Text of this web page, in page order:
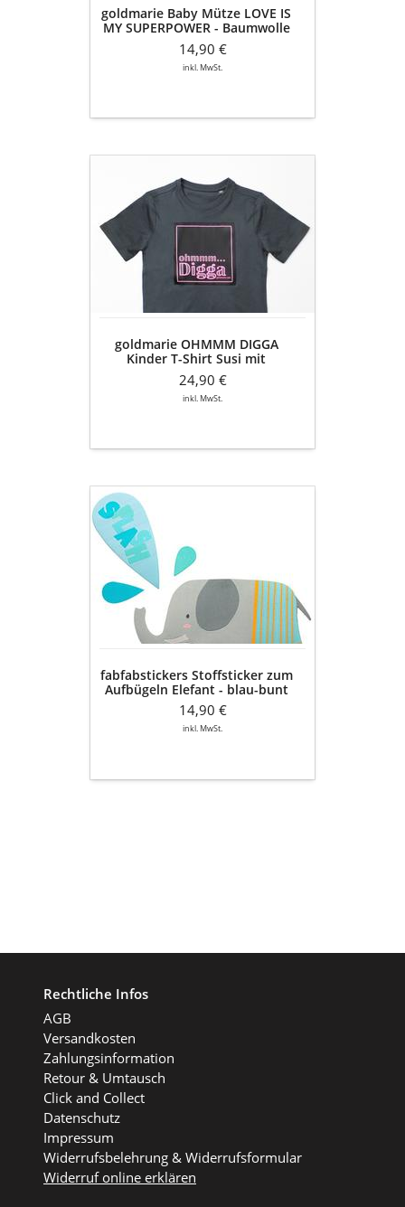
rosa
goldmarie Baby Mütze LOVE IS
MY SUPERPOWER - Baumwolle
- rosa
14,90 €
inkl. MwSt.
OHMMM
DIGGA
Kinder
T-
Shirt
Neonschrift
dunkelgrau
goldmarie OHMMM DIGGA
Kinder T-Shirt Susi mit
Neonschrift Applikation
dunkelgrau
24,90 €
inkl. MwSt.
fabfabstickers
Stoffsticker
zum
Aufbügeln
Elefant
-
blau-
fabfabstickers Stoffsticker zum
Aufbügeln Elefant - blau-bunt
14,90 €
inkl. MwSt.
Rechtliche Infos
AGB
Versandkosten
Zahlungsinformation
Retour & Umtausch
Click and Collect
Datenschutz
Impressum
Widerrufsbelehrung & Widerrufsformular
Widerruf online erklären